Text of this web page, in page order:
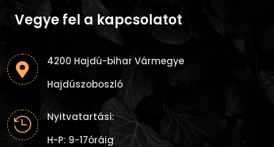
Vegye fel a kapcsolatot

4200 Hajdú-bihar Vármegye
Hajdúszoboszló

Nyitvatartási:
H-P: 9-17óráig